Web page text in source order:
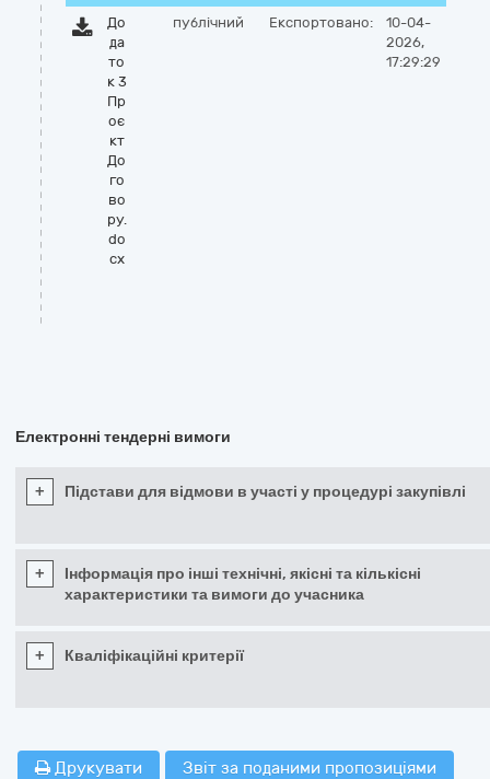
До
да
то
к 3
Пр
оє
кт
До
го
во
ру.
do
cx
публічний Експортовано:
10-04-
2026,
17:29:29
Електронні тендерні вимоги
+ Підстави для відмови в участі у процедурі закупівлі
+
Інформація про інші технічні, якісні та кількісні
характеристики та вимоги до учасника
+ Кваліфікаційні критерії
Друкувати Звіт за поданими пропозиціями